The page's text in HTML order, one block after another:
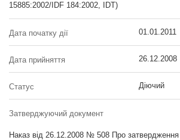
15885:2002/IDF 184:2002, IDT)
Дата початку дії 01.01.2011
Дата прийняття 26.12.2008
Статус Діючий
Затверджуючий документ
Наказ від 26.12.2008 № 508 Про затвердження